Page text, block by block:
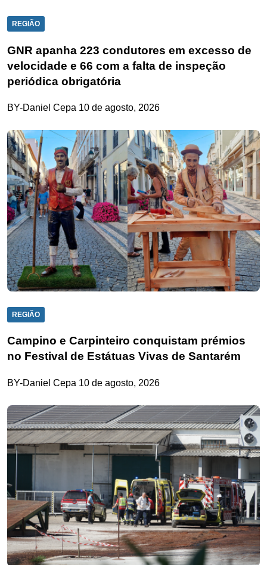
REGIÃO
GNR apanha 223 condutores em excesso de
velocidade e 66 com a falta de inspeção
periódica obrigatória
BY-Daniel Cepa 10 de agosto, 2026
REGIÃO
Campino e Carpinteiro conquistam prémios
no Festival de Estátuas Vivas de Santarém
BY-Daniel Cepa 10 de agosto, 2026